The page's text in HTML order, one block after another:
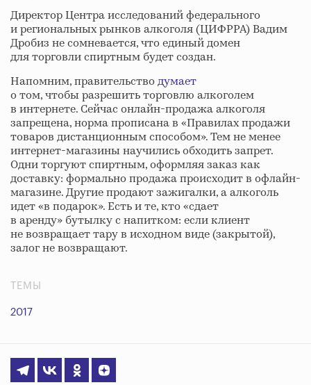
Директор Центра исследований федерального
и региональных рынков алкоголя (ЦИФРРА) Вадим
Дробиз не сомневается, что единый домен
для торговли спиртным будет создан.
Напомним, правительстводумает
о том, чтобы разрешить торговлю алкоголем
в интернете. Сейчас онлайн-продажа алкоголя
запрещена, норма прописана в «Правилах продажи
товаров дистанционным способом». Тем не менее
интернет-магазины научились обходить запрет.
Одни торгуют спиртным, оформляя заказ как
доставку: формально продажа происходит в офлайн-
магазине. Другие продают зажигалки, а алкоголь
идет «в подарок». Есть и те, кто «сдает
в аренду» бутылку с напитком: если клиент
не возвращает тару в исходном виде (закрытой),
залог не возвращают.
ТЕМЫ
2017